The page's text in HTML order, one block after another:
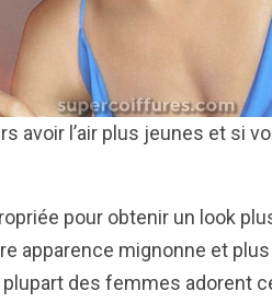
avoir l’air plus jeunes et si
pour obtenir un look
apparence mignonne et
des femmes adorent